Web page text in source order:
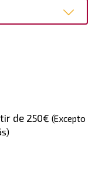
de 250€ (Excepto